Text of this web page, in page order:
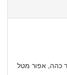
כהה, אפור מטל